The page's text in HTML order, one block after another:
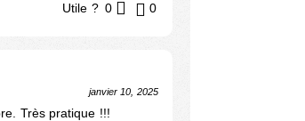
Utile ? 0 0
janvier 10, 2025
Très pratique !!!